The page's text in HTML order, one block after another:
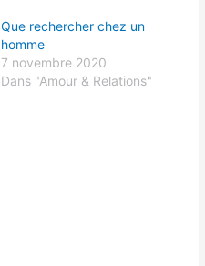
Que rechercher chez un
homme
7 novembre 2020
Dans "Amour & Relations"